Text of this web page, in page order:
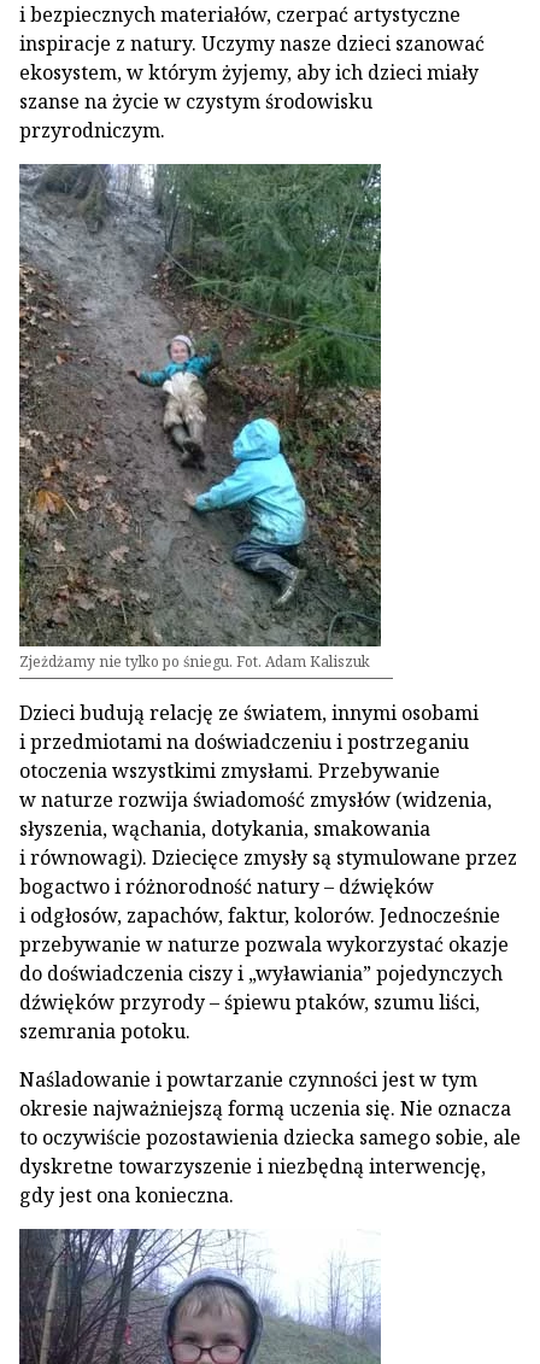
i bezpiecznych materiałów, czerpać artystyczne
inspiracje z natury. Uczymy nasze dzieci szanować
ekosystem, w którym żyjemy, aby ich dzieci miały
szanse na życie w czystym środowisku
przyrodniczym.
Zjeżdżamy nie tylko po śniegu. Fot. Adam Kaliszuk
Dzieci budują relację ze światem, innymi osobami
i przedmiotami na doświadczeniu i postrzeganiu
otoczenia wszystkimi zmysłami. Przebywanie
w naturze rozwija świadomość zmysłów (widzenia,
słyszenia, wąchania, dotykania, smakowania
i równowagi). Dziecięce zmysły są stymulowane przez
bogactwo i różnorodność natury – dźwięków
i odgłosów, zapachów, faktur, kolorów. Jednocześnie
przebywanie w naturze pozwala wykorzystać okazje
do doświadczenia ciszy i „wyławiania” pojedynczych
dźwięków przyrody – śpiewu ptaków, szumu liści,
szemrania potoku.
Naśladowanie i powtarzanie czynności jest w tym
okresie najważniejszą formą uczenia się. Nie oznacza
to oczywiście pozostawienia dziecka samego sobie, ale
dyskretne towarzyszenie i niezbędną interwencję,
gdy jest ona konieczna.